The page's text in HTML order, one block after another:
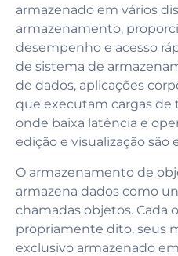
armazenado em vários
armazenamento,
desempenho e acesso
de sistema de
de dados, aplicações
que executam cargas de
onde baixa latência e
edição e visualização são
O armazenamento de
armazena dados como
chamadas objetos. Cada
propriamente dito, seus
exclusivo armazenado